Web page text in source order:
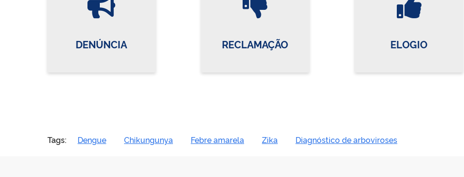
DENÚNCIA RECLAMAÇÃO ELOGIO
Tags: Dengue Chikungunya Febre amarela Zika Diagnóstico de arboviroses